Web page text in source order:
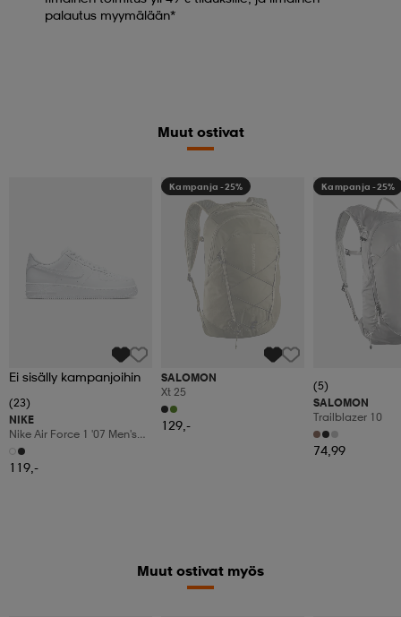
palautus myymälään*
Muut ostivat
Ei sisälly kampanjoihin
(23)
NIKE
Nike Air Force 1 '07 Men's
Shoes
119,-
Kampanja -25%
SALOMON
Xt 25
129,-
Kampanja -25%
(5)
SALOMON
Trailblazer 10
74,99
Muut ostivat myös